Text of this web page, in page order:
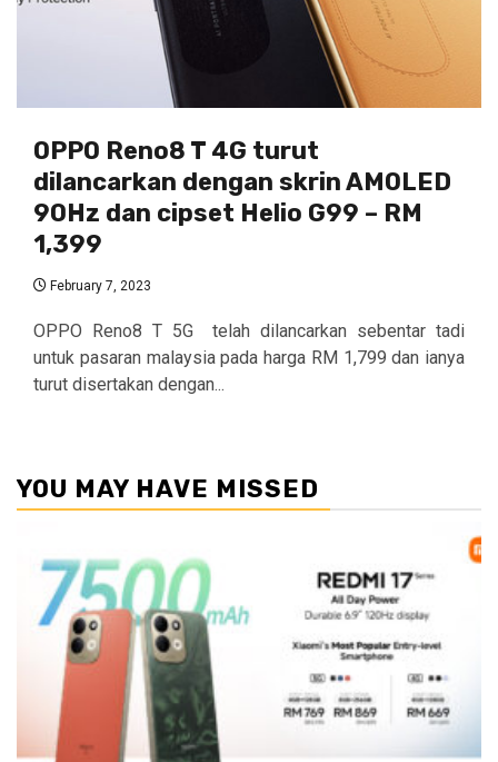
OPPO Reno8 T 4G turut
dilancarkan dengan skrin AMOLED
90Hz dan cipset Helio G99 – RM
1,399
February 7, 2023
OPPO Reno8 T 5G telah dilancarkan sebentar tadi
untuk pasaran malaysia pada harga RM 1,799 dan ianya
turut disertakan dengan...
YOU MAY HAVE MISSED